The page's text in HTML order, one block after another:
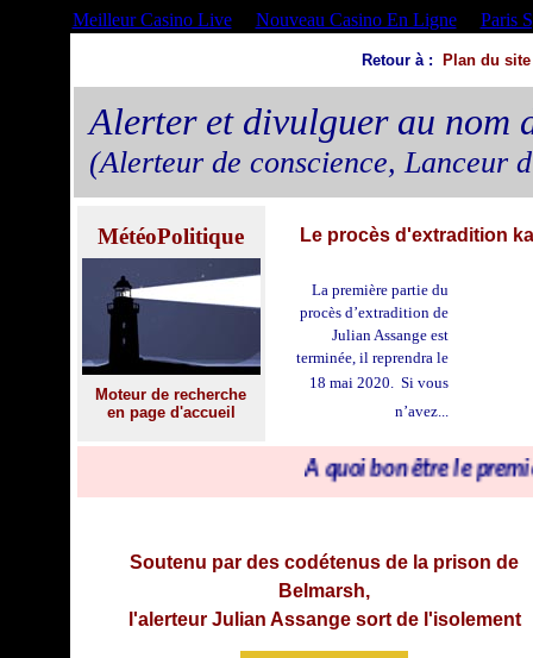
Meilleur Casino Live Nouveau Casino En Ligne Paris
Retour à : Plan du site
Alerter et divulguer au nom
(Alerteur de conscience, Lanceur
MétéoPolitique
Moteur de recherche
en page d'accueil
Le procès d'extradition
La première partie du
procès d’extradition de
Julian Assange est
terminée, il reprendra le
18 mai 2020. Si vous
n’avez...
À quoi bon être le premier à
Soutenu par des codétenus de la prison de
Belmarsh,
l'alerteur Julian Assange sort de l'isolement